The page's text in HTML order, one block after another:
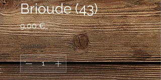
Brioude (43)
9,00 €Prix
Quantité *